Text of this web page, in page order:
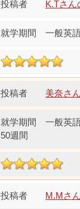
K.Tさん
一般英
美奈さ
一般英
50週間
M.Mさ